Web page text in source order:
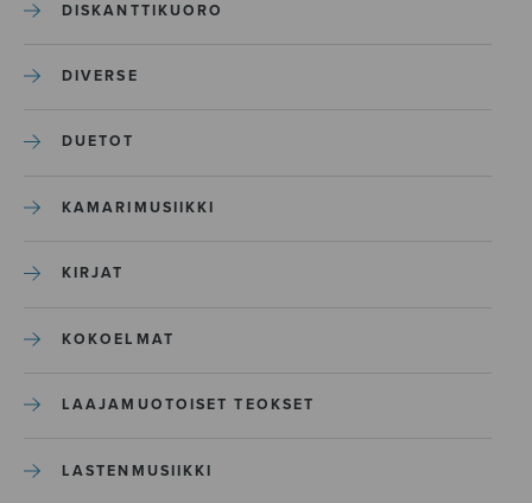
DISKANTTIKUORO
DIVERSE
DUETOT
KAMARIMUSIIKKI
KIRJAT
KOKOELMAT
LAAJAMUOTOISET TEOKSET
LASTENMUSIIKKI